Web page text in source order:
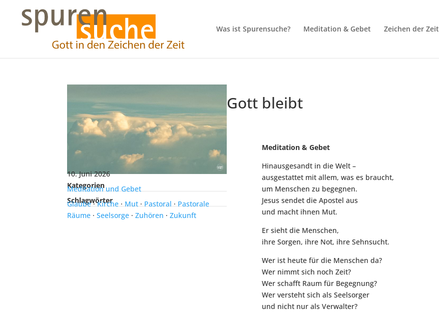
Was ist Spurensuche? Meditation & Gebet Zeichen der Zeit
10. Juni 2026
Kategorien
Meditation und Gebet
Schlagwörter
Glaube·Kirche·Mut·Pastoral·Pastorale
Räume ·Seelsorge ·Zuhören ·Zukunft
Gott bleibt
Meditation & Gebet
Hinausgesandt in die Welt –
ausgestattet mit allem, was es braucht,
um Menschen zu begegnen.
Jesus sendet die Apostel aus
und macht ihnen Mut.
Er sieht die Menschen,
ihre Sorgen, ihre Not, ihre Sehnsucht.
Wer ist heute für die Menschen da?
Wer nimmt sich noch Zeit?
Wer schafft Raum für Begegnung?
Wer versteht sich als Seelsorger
und nicht nur als Verwalter?